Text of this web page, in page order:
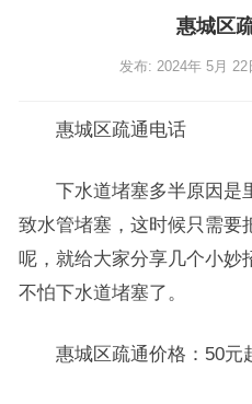
惠城区
发布: 2024年 5月 22
惠城区疏通电话
下水道堵塞多半原因是
致水管堵塞，这时候只需要
呢，就给大家分享几个小妙
不怕下水道堵塞了。
惠城区疏通价格：50元